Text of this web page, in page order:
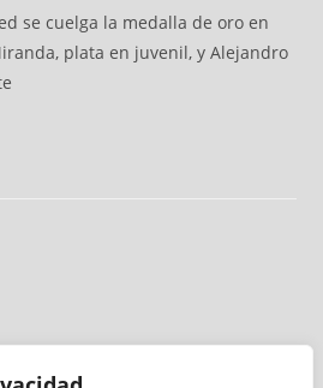
se cuelga la medalla de oro en
plata en juvenil, y Alejandro